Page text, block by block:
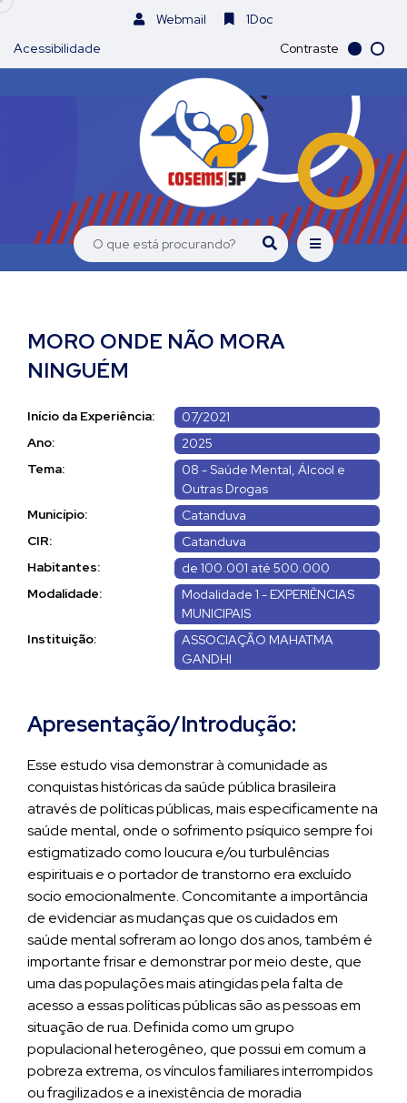
Webmail
1Doc
Acessibilidade
Contraste
MORO ONDE NÃO MORA
NINGUÉM
Início da Experiência:
07/2021
Ano:
2025
Tema:
08 - Saúde Mental, Álcool e
Outras Drogas
Município:
Catanduva
CIR:
Catanduva
Habitantes:
de 100.001 até 500.000
Modalidade:
Modalidade 1 - EXPERIÊNCIAS
MUNICIPAIS
Instituição:
ASSOCIAÇÃO MAHATMA
GANDHI
Apresentação/Introdução:
Esse estudo visa demonstrar à comunidade as
conquistas históricas da saúde pública brasileira
através de políticas públicas, mais especificamente na
saúde mental, onde o sofrimento psíquico sempre foi
estigmatizado como loucura e/ou turbulências
espirituais e o portador de transtorno era excluído
socio emocionalmente. Concomitante a importância
de evidenciar as mudanças que os cuidados em
saúde mental sofreram ao longo dos anos, também é
importante frisar e demonstrar por meio deste, que
uma das populações mais atingidas pela falta de
acesso a essas políticas públicas são as pessoas em
situação de rua. Definida como um grupo
populacional heterogêneo, que possui em comum a
pobreza extrema, os vínculos familiares interrompidos
ou fragilizados e a inexistência de moradia